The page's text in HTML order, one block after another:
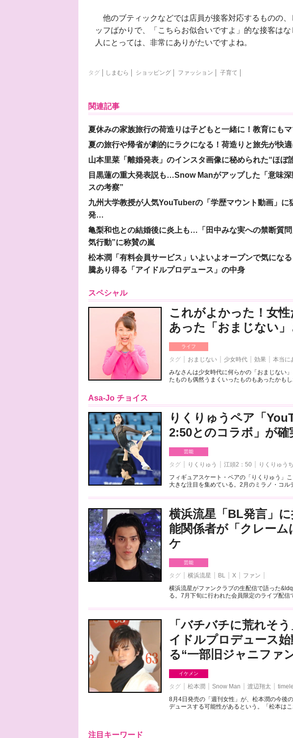
他のブティックなどでは店員が接客対応するものの
ッフばかりで、「こちらお似合いですよ」的な接客は
人にとっては、非常にありがたいですよね。
タグ しまむら ショッピング ファッション 子育て
関連記事
夏休みの家族旅行の荷造りは子どもと一緒に！教育にも
夏の旅行や帰省が劇的にラクになる！荷造りと旅先が快
山本里菜「離婚発表」のインスタ画像に秘められた“ほぼ
目黒蓮の重大発表説も…Snow Manがアップした「意味
スの考察”
九州大学教授が人気YouTuberの「学歴マウント動画」に
発…
亀梨和也との結婚後に炎上も…「田中みな実への禁断質
気行動”に称賛の嵐
松本潤「有料会員サービス」いよいよオープンで気にな
騰あり得る「アイドルプロデュース」の中身
スペシャル
これがよかった！女
あった「おまじない」
ライフ
タグ おまじない 少女時代 効果
本当に
みなさんは少女時代に何らかの「おまじない
たものも偶然うまくいったものもあったかも
Asa-Jo チョイス
りくりゅうペア「
2:50とのコラボ」が確
芸能
タグ りくりゅう 江頭2：50 りくりゅう
フィギュアスケート・ペアの「りくりゅう」
大きな注目を集めている。2月のミラノ・コル
横浜流星「BL発言」
能関係者が「クレー
ケ
芸能
タグ 横浜流星 BL X
ファン
横浜流星がファンクラブの生配信で語った
る。7月下旬に行われた会員限定のライブ配信
「バチバチに荒れそ
イドルプロデュース
る“一部旧ジャニファ
イケメン
タグ 松本潤 Snow Man 渡辺翔太
8月4日発売の「週刊女性」が、松本潤の今後
デュースする可能性があるという。「松本は
注目キーワード